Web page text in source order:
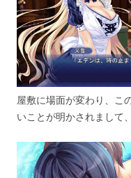
屋敷に場面が変わり、こ
いことが明かされまして